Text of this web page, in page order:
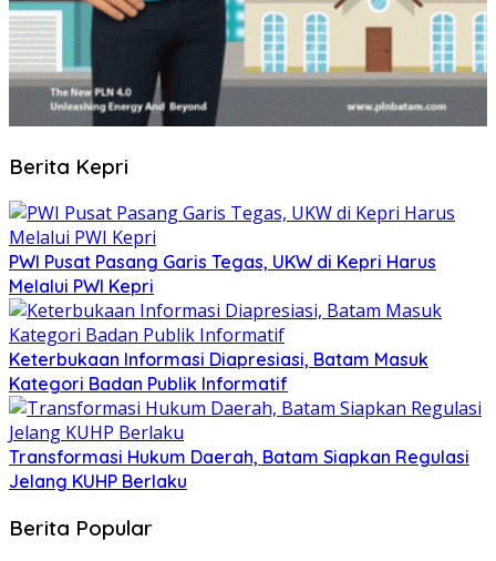
Berita Kepri
PWI Pusat Pasang Garis Tegas, UKW di Kepri Harus
Melalui PWI Kepri
Keterbukaan Informasi Diapresiasi, Batam Masuk
Kategori Badan Publik Informatif
Transformasi Hukum Daerah, Batam Siapkan Regulasi
Jelang KUHP Berlaku
Berita Popular